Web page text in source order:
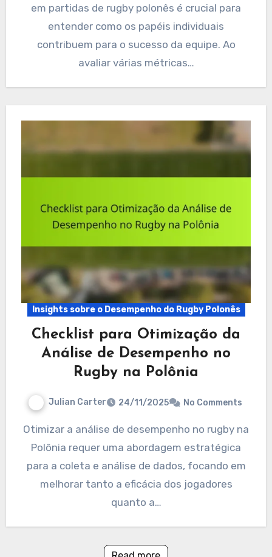
em partidas de rugby polonês é crucial para
entender como os papéis individuais
contribuem para o sucesso da equipe. Ao
avaliar várias métricas…
Insights sobre o Desempenho do Rugby Polonês
Checklist para Otimização da
Análise de Desempenho no
Rugby na Polônia
Julian Carter 24/11/2025 No Comments
Otimizar a análise de desempenho no rugby na
Polônia requer uma abordagem estratégica
para a coleta e análise de dados, focando em
melhorar tanto a eficácia dos jogadores
quanto a…